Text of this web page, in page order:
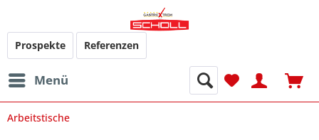
Prospekte Referenzen
Menü
Arbeitstische